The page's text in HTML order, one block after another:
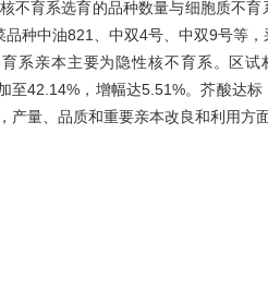
不育系选育的品种数量与细胞质不育
种中油821、中双4号、中双9号等
系亲本主要为隐性核不育系。区试
42.14%，增幅达5.51%。芥酸达标
量、品质和重要亲本改良和利用方